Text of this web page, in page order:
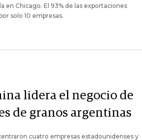
en Chicago. El 93% de las exportaciones
solo 10 empresas.
lidera el negocio de
de granos argentinas
cuatro empresas estadounidenses y